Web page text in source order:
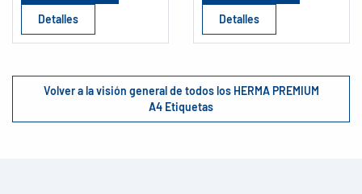
Detalles Detalles
Volver a la visión general de todos los HERMA PREMIUM
A4 Etiquetas